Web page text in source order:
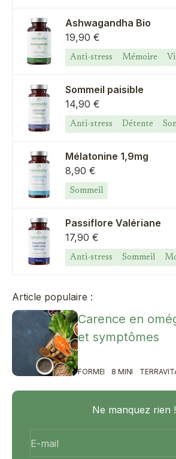
Ashwagandha Bio
Prix de vente
19,90 €
Anti-stress Mémoire
Sommeil paisible
Prix de vente
14,90 €
Anti-stress Détente
Mélatonine 1,9mg
Prix de vente
8,90 €
Sommeil
Passiflore Valériane
Prix de vente
17,90 €
Anti-stress Sommeil
Article populaire :
Carence en
et symptômes
FORME 8 MIN
Ne manquez rien !
E-mail